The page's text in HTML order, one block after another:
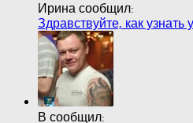
Ирина сообщил:
Здравствуйте, как
В сообщил: